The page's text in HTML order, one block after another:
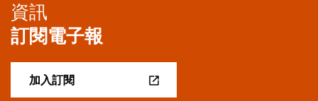
資訊
訂閱電子報
加入訂閱